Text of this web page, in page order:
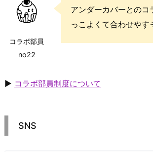
コラボ部員
no22
アンダーカバーとのコ
っこよくて合わせやす
▶ コラボ部員制度について
SNS